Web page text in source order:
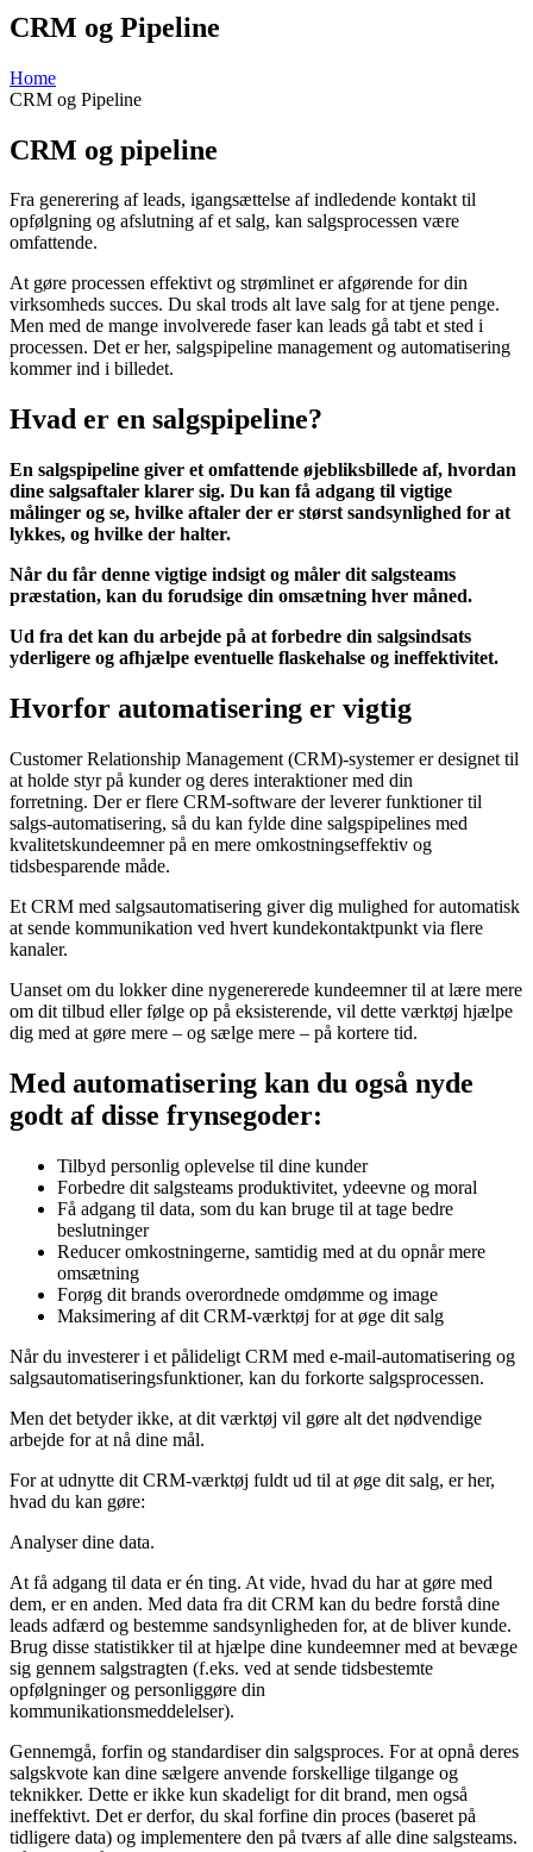
CRM og Pipeline
Home
CRM og Pipeline
CRM og pipeline
Fra generering af leads, igangsættelse af indledende kontakt til
opfølgning og afslutning af et salg, kan salgsprocessen være
omfattende.
At gøre processen effektivt og strømlinet er afgørende for din
virksomheds succes. Du skal trods alt lave salg for at tjene penge.
Men med de mange involverede faser kan leads gå tabt et sted i
processen. Det er her, salgspipeline management og automatisering
kommer ind i billedet.
Hvad er en salgspipeline?
En salgspipeline giver et omfattende øjebliksbillede af, hvordan
dine salgsaftaler klarer sig. Du kan få adgang til vigtige
målinger og se, hvilke aftaler der er størst sandsynlighed for at
lykkes, og hvilke der halter.
Når du får denne vigtige indsigt og måler dit salgsteams
præstation, kan du forudsige din omsætning hver måned.
Ud fra det kan du arbejde på at forbedre din salgsindsats
yderligere og afhjælpe eventuelle flaskehalse og ineffektivitet.
Hvorfor automatisering er vigtig
Customer Relationship Management (CRM)-systemer er designet til
at holde styr på kunder og deres interaktioner med din
forretning. Der er flere CRM-software der leverer funktioner til
salgs-automatisering, så du kan fylde dine salgspipelines med
kvalitetskundeemner på en mere omkostningseffektiv og
tidsbesparende måde.
Et CRM med salgsautomatisering giver dig mulighed for automatisk
at sende kommunikation ved hvert kundekontaktpunkt via flere
kanaler.
Uanset om du lokker dine nygenererede kundeemner til at lære mere
om dit tilbud eller følge op på eksisterende, vil dette værktøj hjælpe
dig med at gøre mere – og sælge mere – på kortere tid.
Med automatisering kan du også nyde
godt af disse frynsegoder:
Tilbyd personlig oplevelse til dine kunder
Forbedre dit salgsteams produktivitet, ydeevne og moral
Få adgang til data, som du kan bruge til at tage bedre
beslutninger
Reducer omkostningerne, samtidig med at du opnår mere
omsætning
Forøg dit brands overordnede omdømme og image
Maksimering af dit CRM-værktøj for at øge dit salg
Når du investerer i et pålideligt CRM med e-mail-automatisering og
salgsautomatiseringsfunktioner, kan du forkorte salgsprocessen.
Men det betyder ikke, at dit værktøj vil gøre alt det nødvendige
arbejde for at nå dine mål.
For at udnytte dit CRM-værktøj fuldt ud til at øge dit salg, er her,
hvad du kan gøre:
Analyser dine data.
At få adgang til data er én ting. At vide, hvad du har at gøre med
dem, er en anden. Med data fra dit CRM kan du bedre forstå dine
leads adfærd og bestemme sandsynligheden for, at de bliver kunde.
Brug disse statistikker til at hjælpe dine kundeemner med at bevæge
sig gennem salgstragten (f.eks. ved at sende tidsbestemte
opfølgninger og personliggøre din
kommunikationsmeddelelser).
Gennemgå, forfin og standardiser din salgsproces. For at opnå deres
salgskvote kan dine sælgere anvende forskellige tilgange og
teknikker. Dette er ikke kun skadeligt for dit brand, men også
ineffektivt. Det er derfor, du skal forfine din proces (baseret på
tidligere data) og implementere den på tværs af alle dine salgsteams.